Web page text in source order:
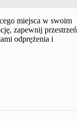
miejsca w swoim
zapewnij przestrzeń
odprężenia i